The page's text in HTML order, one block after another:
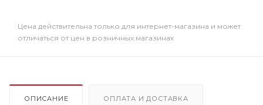
Цена действительна только для интернет-магазина и может
отличаться от цен в розничных магазинах
ОПИСАНИЕ ОПЛАТА И ДОСТАВКА